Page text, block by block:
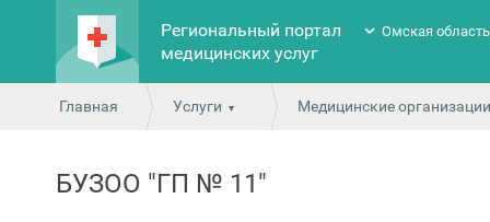
Региональный портал
медицинских услуг
Омская область
Главная Услуги Медицинские
БУЗОО "ГП № 11"